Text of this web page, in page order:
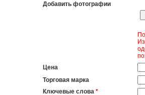
Добавить фотографии
Цена
Торговая марка
Ключевые слова *